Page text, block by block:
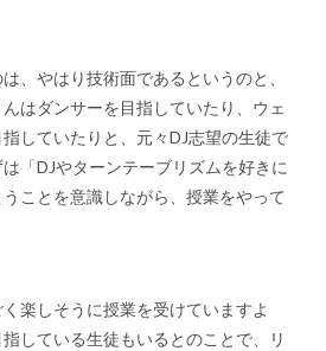
、やはり技術面であるというのと、
はダンサーを目指していたり、ウェ
していたりと、元々DJ志望の生徒で
「DJやターンテーブリズムを好きに
ことを意識しながら、授業をやって
楽しそうに授業を受けていますよ
している生徒もいるとのことで、リ